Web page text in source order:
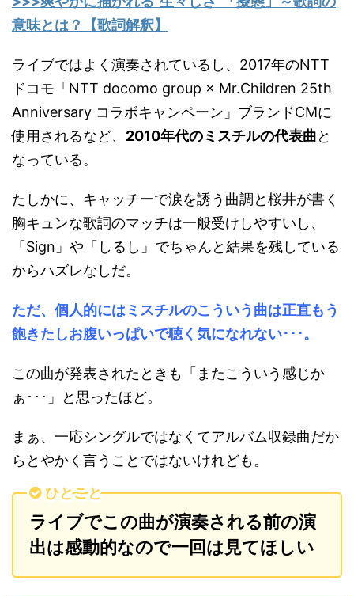
意味とは？【歌詞解釈】
ライブではよく演奏されているし、2017年のNTT
ドコモ「NTT docomo group × Mr.Children 25th
Anniversary コラボキャンペーン」ブランドCMに
使用されるなど、 2010年代のミスチルの代表曲と
なっている。
たしかに、キャッチーで涙を誘う曲調と桜井が書く
胸キュンな歌詞のマッチは一般受けしやすいし、
「Sign」や「しるし」でちゃんと結果を残している
からハズレなしだ。
ただ、個人的にはミスチルのこういう曲は正直もう
飽きたしお腹いっぱいで聴く気になれない･･･。
この曲が発表されたときも「またこういう感じか
ぁ･･･」と思ったほど。
まぁ、一応シングルではなくてアルバム収録曲だか
らとやかく言うことではないけれども。
ひとこと
ライブでこの曲が演奏される前の演
出は感動的なので一回は見てほしい